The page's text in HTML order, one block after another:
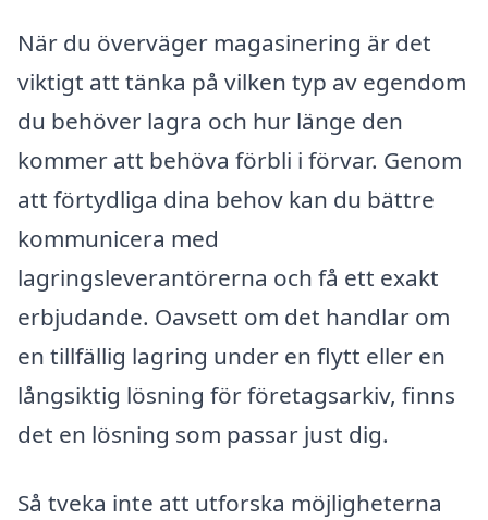
När du överväger magasinering är det
viktigt att tänka på vilken typ av egendom
du behöver lagra och hur länge den
kommer att behöva förbli i förvar. Genom
att förtydliga dina behov kan du bättre
kommunicera med
lagringsleverantörerna och få ett exakt
erbjudande. Oavsett om det handlar om
en tillfällig lagring under en flytt eller en
långsiktig lösning för företagsarkiv, finns
det en lösning som passar just dig.
Så tveka inte att utforska möjligheterna